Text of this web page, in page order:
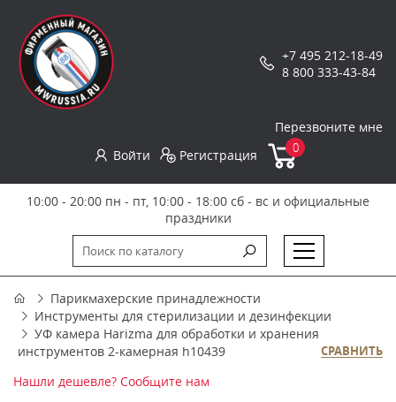
+7 495 212-18-49
8 800 333-43-84
Перезвоните мне
Войти
Регистрация 0
10:00 - 20:00 пн - пт, 10:00 - 18:00 сб - вс и официальные
праздники
Парикмахерские принадлежности
Инструменты для стерилизации и дезинфекции
УФ камера Harizma для обработки и хранения
инструментов 2-камерная h10439
СРАВНИТЬ
Нашли дешевле? Сообщите нам